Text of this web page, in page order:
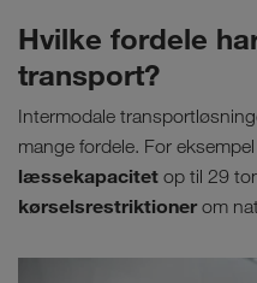
Hvilke fordele
transport?
Intermodale
mange fordele. For eksempel
læssekapacitet op til 29
kørselsrestriktioner om